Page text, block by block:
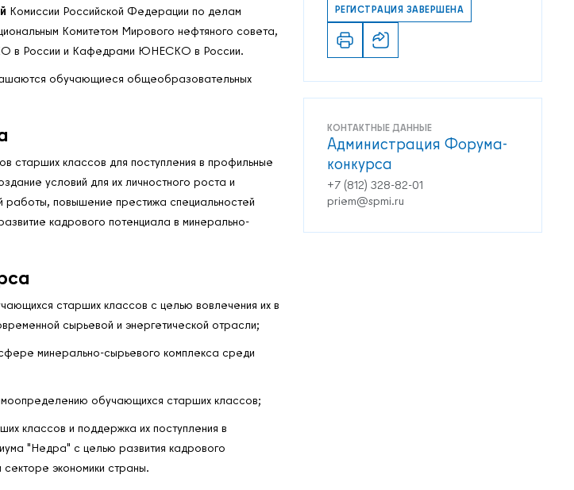
Комиссии Российской Федерации по делам
Комитетом Мирового нефтяного совета,
в России и Кафедрами ЮНЕСКО в России.
обучающиеся общеобразовательных
старших классов для поступления в профильные
условий для их личностного роста и
повышение престижа специальностей
кадрового потенциала в минерально-
старших классов с целью вовлечения их в
сырьевой и энергетической отрасли;
минерально-сырьевого комплекса среди
обучающихся старших классов;
классов и поддержка их поступления в
"Недра" с целью развития кадрового
экономики страны.
РЕГИСТРАЦИЯ ЗАВЕРШЕНА
КОНТАКТНЫЕ ДАННЫЕ
Администрация Форума-
конкурса
+7 (812) 328-82-01
priem@spmi.ru